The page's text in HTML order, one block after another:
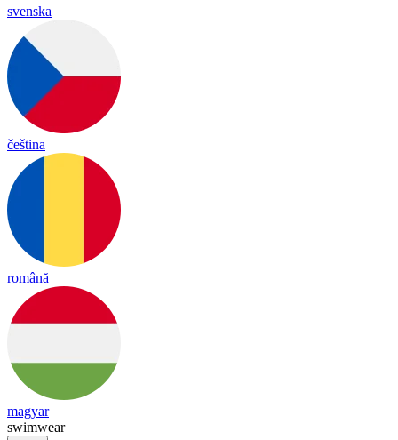
svenska
čeština
română
magyar
swimwear